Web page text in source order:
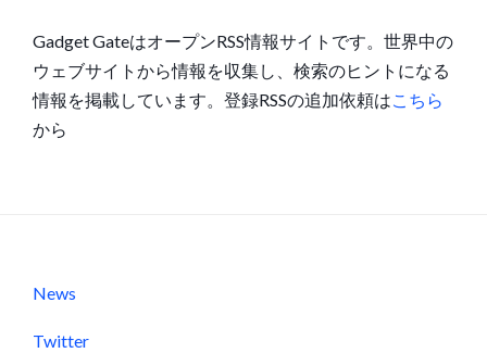
Gadget GateはオープンRSS情報サイトです。世界中の
ウェブサイトから情報を収集し、検索のヒントになる
情報を掲載しています。登録RSSの追加依頼は こちら
から
News
Twitter